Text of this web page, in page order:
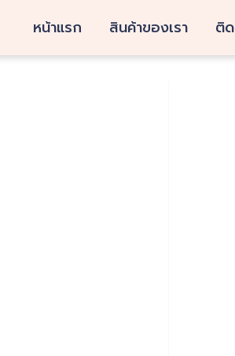
หน้าแรก สินค้าของเรา ติ